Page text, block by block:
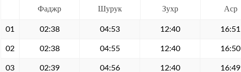
Фаджр Шурук Зухр Аср
01 02:38 04:53 12:40 16:51
02 02:38 04:55 12:40 16:50
03 02:39 04:56 12:40 16:49